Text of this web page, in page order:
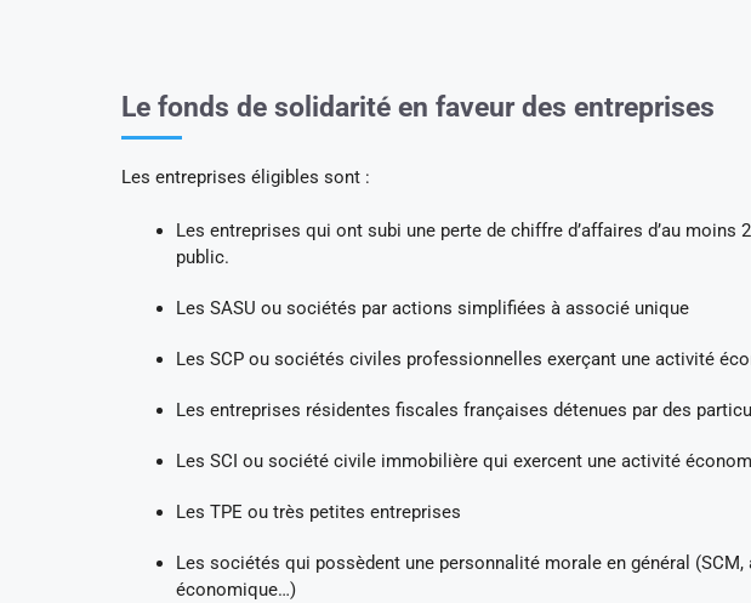
Le fonds de solidarité en faveur des entreprises
Les entreprises éligibles sont :
Les entreprises qui ont subi une perte de chiffre d’affaires d’au moins
public.
Les SASU ou sociétés par actions simplifiées à associé unique
Les SCP ou sociétés civiles professionnelles exerçant une activité
Les entreprises résidentes fiscales françaises détenues par des
Les SCI ou société civile immobilière qui exercent une activité
Les TPE ou très petites entreprises
Les sociétés qui possèdent une personnalité morale en général
économique…)